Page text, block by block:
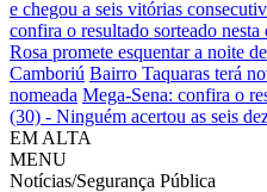
e chegou a seis vitórias
confira o resultado sorteado nesta
Rosa promete esquentar a noite
Camboriú Bairro Taquaras terá
nomeada Mega-Sena: confira o
(30) - Ninguém acertou as seis
EM ALTA
MENU
Notícias/Segurança Pública